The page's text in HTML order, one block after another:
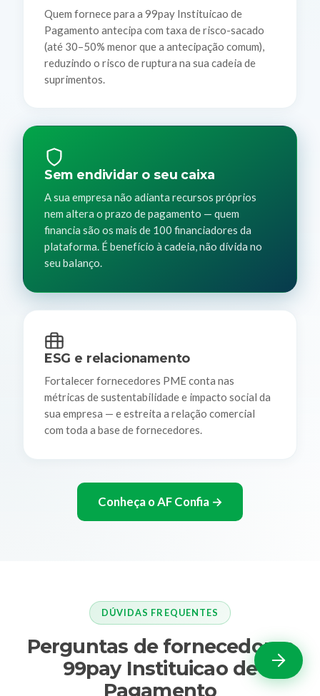
Quem fornece para a 99pay Instituicao de
Pagamento antecipa com taxa de risco-sacado
(até 30–50% menor que a antecipação comum),
reduzindo o risco de ruptura na sua cadeia de
suprimentos.
Sem endividar o seu caixa
A sua empresa não adianta recursos próprios
nem altera o prazo de pagamento — quem
financia são os mais de 100 financiadores da
plataforma. É benefício à cadeia, não dívida no
seu balanço.
ESG e relacionamento
Fortalecer fornecedores PME conta nas
métricas de sustentabilidade e impacto social da
sua empresa — e estreita a relação comercial
com toda a base de fornecedores.
Conheça o AF Confia →
DÚVIDAS FREQUENTES
Perguntas de fornecedores
99pay Instituicao de
Pagamento